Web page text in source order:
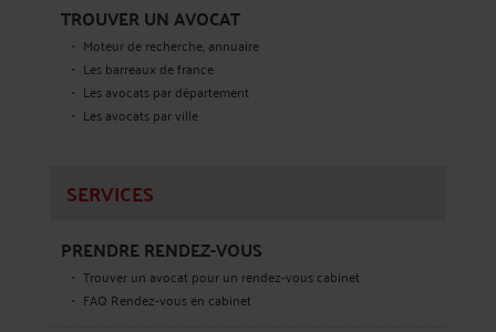
TROUVER UN AVOCAT
Moteur de recherche, annuaire
Les barreaux de france
Les avocats par département
Les avocats par ville
SERVICES
PRENDRE RENDEZ-VOUS
Trouver un avocat pour un rendez-vous cabinet
FAQ Rendez-vous en cabinet